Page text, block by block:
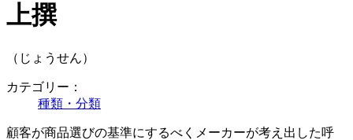
上撰
（じょうせん）
カテゴリー：
種類・分類
顧客が商品選びの基準にするべくメーカーが考え出した呼